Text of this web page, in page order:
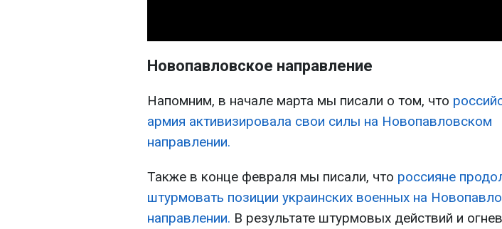
Новопавловское направление
Напомним, в начале марта мы писали о том, что
армия активизировала свои силы на Новопавловском
направлении.
Также в конце февраля мы писали, что россияне
штурмовать позиции украинских военных на
направлении. В результате штурмовых действий и